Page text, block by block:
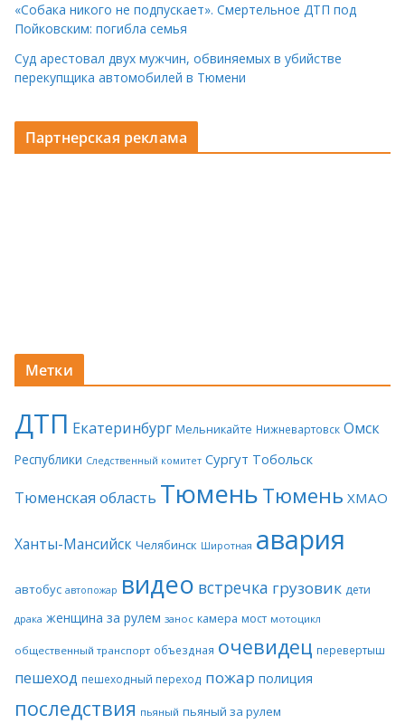
«Собака никого не подпускает». Смертельное ДТП под
Пойковским: погибла семья
Суд арестовал двух мужчин, обвиняемых в убийстве
перекупщика автомобилей в Тюмени
Партнерская реклама
Метки
ДТП Екатеринбург Мельникайте Нижневартовск Омск
Республики Следственный комитет Сургут Тобольск
Тюменская область ТюменьТюмень ХМАО
Ханты-Мансийск Челябинск Широтная авария
автобус автопожар видео встречка грузовик дети
драка женщина за рулем занос камера мост мотоцикл
общественный транспорт объездная очевидец перевертыш
пешеход пешеходный переход пожар полиция
последствия пьяный пьяный за рулем